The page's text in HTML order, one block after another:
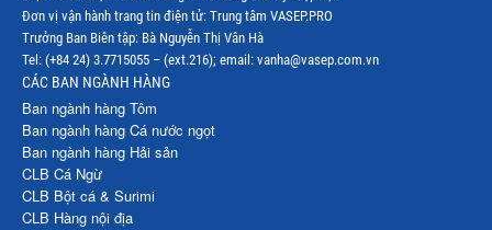
Đơn vị vận hành trang tin điện tử: Trung tâm VASEP.PRO
Trưởng Ban Biên tập: Bà Nguyễn Thị Vân Hà
Tel: (+84 24) 3.7715055 – (ext.216); email: vanha@vasep.com.vn
CÁC BAN NGÀNH HÀNG
Ban ngành hàng Tôm
Ban ngành hàng Cá nước ngọt
Ban ngành hàng Hải sản
CLB Cá Ngừ
CLB Bột cá & Surimi
CLB Hàng nội địa